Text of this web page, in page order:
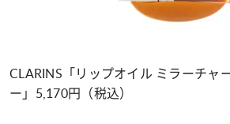
CLARINS「リップオイル ミラーチャ
ー」5,170円（税込）